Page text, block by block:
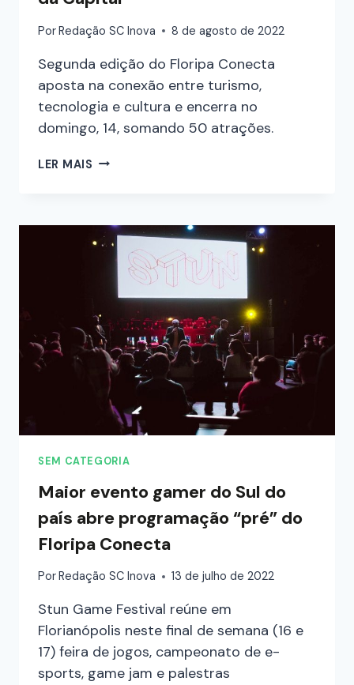
PorRedação SC Inova 8 de agosto de 2022
Segunda edição do Floripa Conecta
aposta na conexão entre turismo,
tecnologia e cultura e encerra no
domingo, 14, somando 50 atrações.
LER MAIS
SEM CATEGORIA
Maior evento gamer do Sul do
país abre programação “pré” do
Floripa Conecta
PorRedação SC Inova 13 de julho de 2022
Stun Game Festival reúne em
Florianópolis neste final de semana (16 e
17) feira de jogos, campeonato de e-
sports, game jam e palestras